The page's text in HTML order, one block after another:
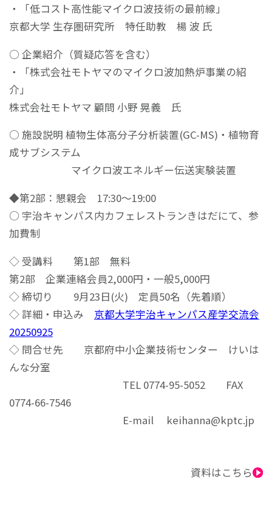
・「低コスト高性能マイクロ波技術の最前線」
京都大学 生存圏研究所 特任助教 楊 波 氏
○ 企業紹介（質疑応答を含む）
・「株式会社モトヤマのマイクロ波加熱炉事業の紹
介」
株式会社モトヤマ 顧問 小野 晃義 氏
○ 施設説明 植物生体高分子分析装置(GC-MS)・植物育
成サブシステム
マイクロ波エネルギー伝送実験装置
◆第2部：懇親会 17:30～19:00
○ 宇治キャンパス内カフェレストランきはだにて、参
加費制
◇ 受講料 第1部 無料
第2部 企業連絡会員2,000円・一般5,000円
◇ 締切り 9月23日(火) 定員50名（先着順）
◇ 詳細・申込み 京都大学宇治キャンパス産学交流会
20250925
◇ 問合せ先 京都府中小企業技術センター けいは
んな分室
TEL 0774-95-5052 FAX
0774-66-7546
E-mail keihanna@kptc.jp
資料はこちら